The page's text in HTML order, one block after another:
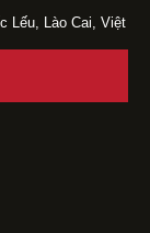
Lếu, Lào Cai, Việt